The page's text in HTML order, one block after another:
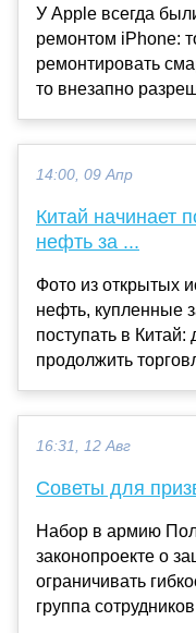
У Apple всегда
ремонтом iPhone:
ремонтировать
то внезапно
14:00, 09 Апр
Китай начинает
нефть за ...
Фото из открытых
нефть, купленные
поступать в
продолжить
16:31, 12 Авг
Советы для
Набор в армию
законопроекте о
ограничивать
группа